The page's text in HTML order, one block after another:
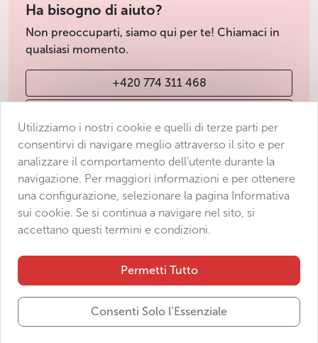
Ha bisogno di aiuto?
Non preoccuparti, siamo qui per te! Chiamaci in
qualsiasi momento.
+420 774 311 468
Condizioni di vendita
Protezione dei dati
Dichiarazione di accessibilità
Manage consent
Utilizziamo i nostri cookie e quelli di terze parti per
consentirvi di navigare meglio attraverso il sito e per
analizzare il comportamento dell’utente durante la
navigazione. Per maggiori informazioni e per ottenere
una configurazione, selezionare la pagina Informativa
sui cookie. Se si continua a navigare nel sito, si
accettano questi termini e condizioni.
Permetti Tutto
Consenti Solo l’Essenziale